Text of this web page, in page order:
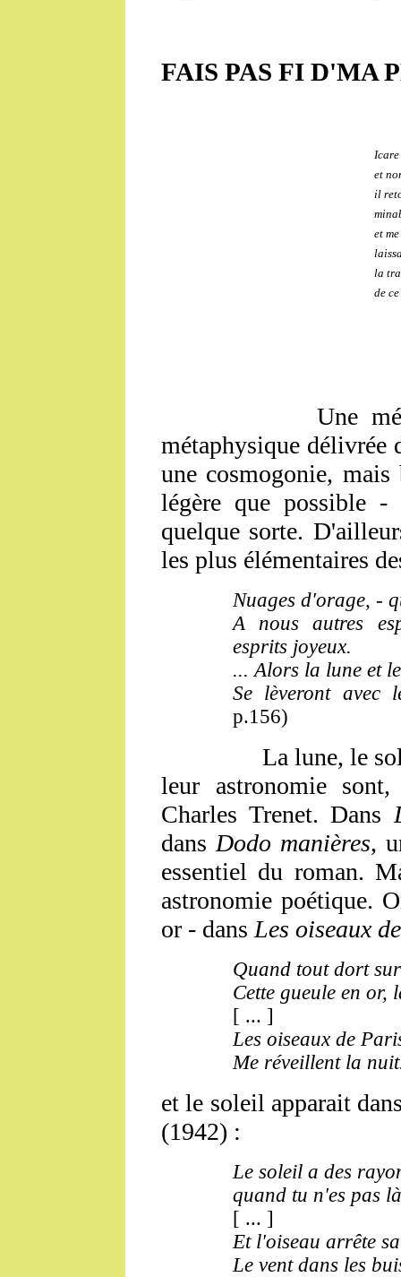
FAIS PAS FI D'MA
Icare
et
il
et
la
de
Une
métaphysique délivrée
une cosmogonie,
légère que possible -
quelque sorte.
les plus élémentaires
Nuages d'orage, -
A nous autres
esprits joyeux.
... Alors la lune et
Se lèveront avec
p.156)
La lune, le
leur astronomie
Charles Trenet. Dans
dans Dodo manières,
essentiel du roman.
astronomie poétique.
or - dans Les oiseaux
Quand tout dort
Cette gueule en or,
[ ... ]
Les oiseaux de
Me réveillent la
et le soleil apparait
(1942) :
Le soleil a des
quand tu n'es pas là
[ ... ]
Et l'oiseau arrête
Le vent dans les